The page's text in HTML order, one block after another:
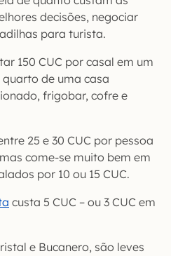
decisões, negociar
para turista.
150 CUC por casal em um
quarto de uma casa
frigobar, cofre e
25 e 30 CUC por pessoa
come-se muito bem em
por 10 ou 15 CUC.
custa 5 CUC – ou 3 CUC em
e Bucanero, são leves